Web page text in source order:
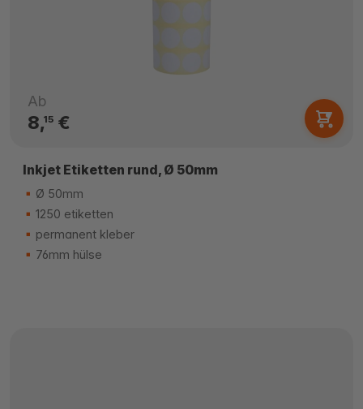
Ab
8,15€
Inkjet Etiketten rund, Ø 50mm
Ø 50mm
1250 etiketten
permanent kleber
76mm hülse